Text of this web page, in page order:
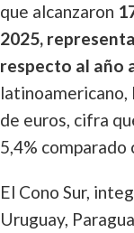
que alcanzaron
2025,
respecto al año
de euros, cifra
5,4% comparado
El Cono Sur,
Uruguay,